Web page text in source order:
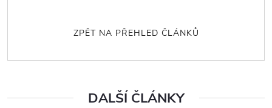
ZPĚT NA PŘEHLED ČLÁNKŮ
DALŠÍ ČLÁNKY